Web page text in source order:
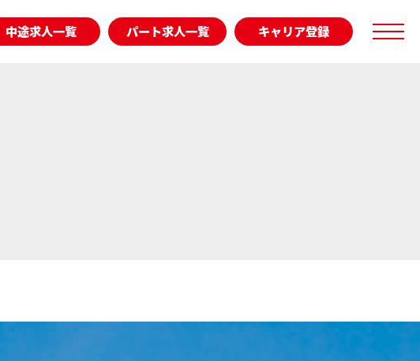
中途求人一覧 パート求人一覧 キャリア登録